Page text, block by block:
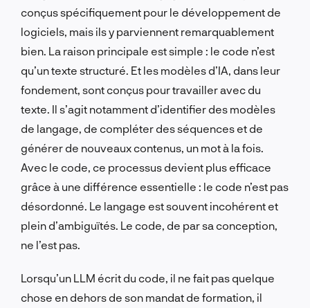
conçus spécifiquement pour le développement de
logiciels, mais ils y parviennent remarquablement
bien. La raison principale est simple : le code n’est
qu’un texte structuré. Et les modèles d’IA, dans leur
fondement, sont conçus pour travailler avec du
texte. Il s’agit notamment d’identifier des modèles
de langage, de compléter des séquences et de
générer de nouveaux contenus, un mot à la fois.
Avec le code, ce processus devient plus efficace
grâce à une différence essentielle : le code n’est pas
désordonné. Le langage est souvent incohérent et
plein d’ambiguïtés. Le code, de par sa conception,
ne l’est pas.
Lorsqu’un LLM écrit du code, il ne fait pas quelque
chose en dehors de son mandat de formation, il